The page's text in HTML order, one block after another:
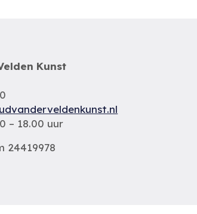
Kunst
– 18.00 uur
24419978